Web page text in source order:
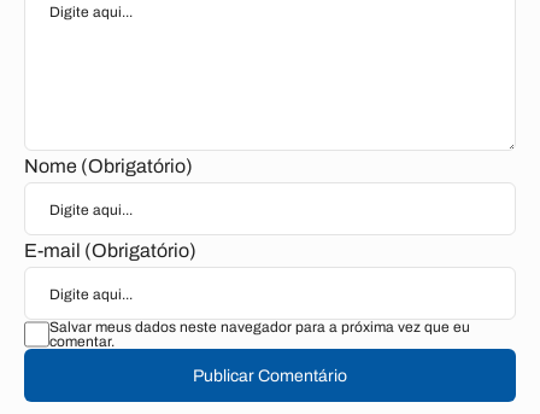
Nome (Obrigatório)
E-mail (Obrigatório)
Salvar meus dados neste navegador para a próxima vez que eu
comentar.
Publicar Comentário